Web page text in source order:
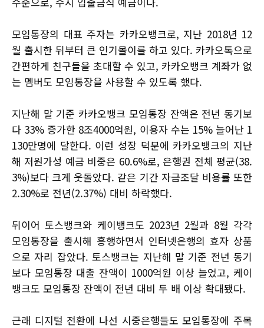
모임통장의 대표 주자는 카카오뱅크로, 지난 2018년 12
월 출시한 뒤부터 큰 인기몰이를 하고 있다. 카카오톡으로
간편하게 친구들을 초대할 수 있고, 카카오뱅크 계좌가 없
는 멤버도 모임통장을 사용할 수 있도록 했다.
지난해 말 기준 카카오뱅크 모임통장 잔액은 전년 동기보
다 33% 증가한 8조4000억원, 이용자 수는 15% 늘어난 1
130만명에 달한다. 이런 성장 덕분에 카카오뱅크의 지난
해 저원가성 예금 비중은 60.6%로, 은행권 전체 평균(38.
3%)보다 크게 웃돌았다. 같은 기간 자금조달 비용률 또한
2.30%로 전년(2.37%) 대비 하락했다.
뒤이어 토스뱅크와 케이뱅크도 2023년 2월과 8월 각각
모임통장을 출시해 흥행하면서 인터넷은행의 효자 상품
으로 자리 잡았다. 토스뱅크는 지난해 말 기준 전년 동기
보다 모임통장 대출 잔액이 1000억원 이상 늘었고, 케이
뱅크도 모임통장 잔액이 전년 대비 두 배 이상 확대됐다.
근래 디지털 전환에 나선 시중은행들도 모임통장에 주목